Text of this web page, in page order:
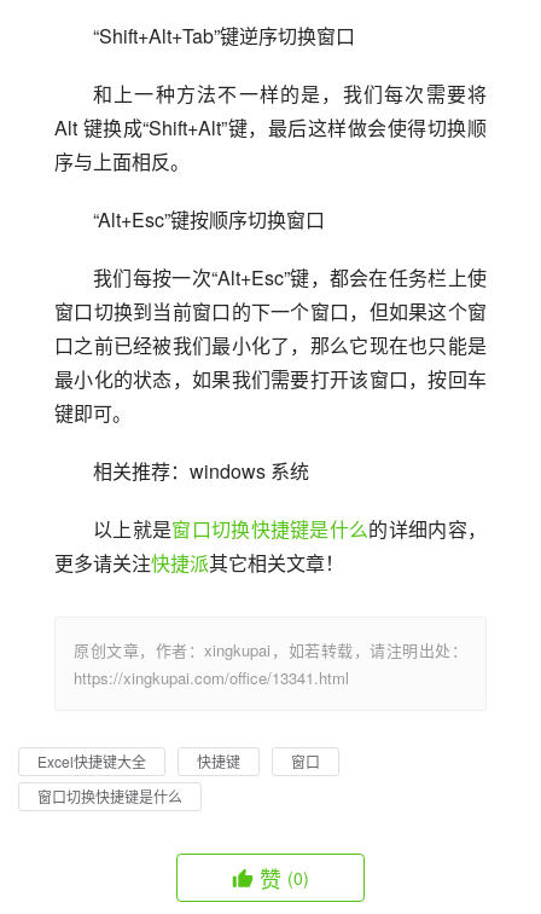
“Shift+Alt+Tab”键逆序切换窗口
和上一种方法不一样的是，我们每次需要将
Alt 键换成“Shift+Alt”键，最后这样做会使得切换顺
序与上面相反。
“Alt+Esc”键按顺序切换窗口
我们每按一次“Alt+Esc”键，都会在任务栏上使
窗口切换到当前窗口的下一个窗口，但如果这个窗
口之前已经被我们最小化了，那么它现在也只能是
最小化的状态，如果我们需要打开该窗口，按回车
键即可。
相关推荐：windows 系统
以上就是窗口切换快捷键是什么的详细内容，
更多请关注快捷派其它相关文章！
原创文章，作者：xingkupai，如若转载，请注明出处：
https://xingkupai.com/office/13341.html
Excel快捷键大全 快捷键
窗口
窗口切换快捷键是什么
赞 (0)